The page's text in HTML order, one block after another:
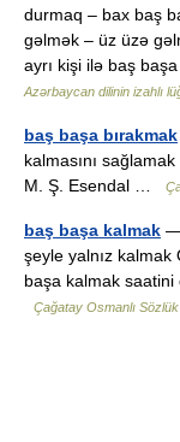
durmaq – bax baş
gəlmək – üz üzə
ayrı kişi ilə baş
Azərbaycan dilinin izahlı
baş başa bırakmak
kalmasını
M. Ş. Esendal …
baş başa kalmak —
şeyle yalnız kalmak
başa kalmak saatini
Çağatay Osmanlı Sözlük